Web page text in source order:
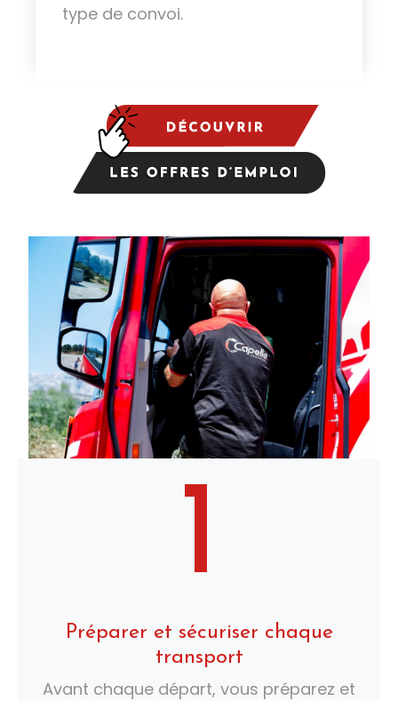
type de convoi.
1
Préparer et sécuriser chaque
transport
Avant chaque départ, vous préparez et